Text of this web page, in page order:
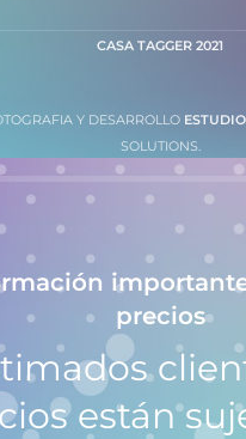
CASA TAGGER 2021
Y DESARROLLO
SOLUTIONS.
precios
están